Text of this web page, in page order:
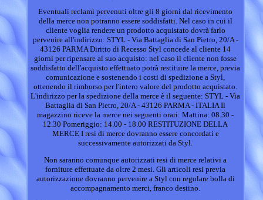
Eventuali reclami pervenuti oltre gli 8 giorni dal ricevimento
della merce non potranno essere soddisfatti. Nel caso in cui il
cliente voglia rendere un prodotto acquistato dovrà farlo
pervenire all'indirizzo: STYL - Via Battaglia di San Pietro, 20/A -
43126 PARMA Diritto di Recesso Styl concede al cliente 14
giorni per ripensare al suo acquisto: nel caso il cliente non fosse
soddisfatto dell'acquisto effettuato potrà restituire la merce, previa
comunicazione e sostenendo i costi di spedizione a Styl,
ottenendo il rimborso per l'intero valore del prodotto acquistato.
L'indirizzo per la spedizione della merce è il seguente: STYL - Via
Battaglia di San Pietro, 20/A - 43126 PARMA - ITALIA Il
magazzino riceve la merce nei seguenti orari: Mattina: 08.30 -
12.30 Pomeriggio: 14.00 - 18.00 RESTITUZIONE DELLA
MERCE I resi di merce dovranno essere concordati e
successivamente autorizzati da Styl.
Non saranno comunque autorizzati resi di merce relativi a
forniture effettuate da oltre 2 mesi. Gli articoli resi previa
autorizzazione dovranno pervenire a Styl con regolare bolla di
accompagnamento merci, franco destino.